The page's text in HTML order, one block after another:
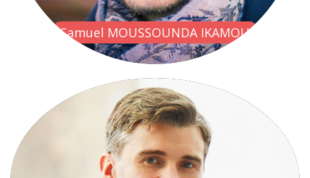
Samuel MOUSSOUNDA IKAMOU